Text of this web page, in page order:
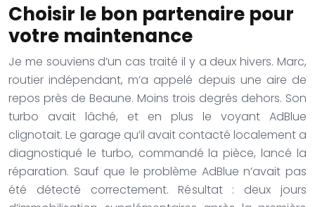
Choisir le bon partenaire pour
votre maintenance
Je me souviens d’un cas traité il y a deux hivers. Marc,
routier indépendant, m’a appelé depuis une aire de
repos près de Beaune. Moins trois degrés dehors. Son
turbo avait lâché, et en plus le voyant AdBlue
clignotait. Le garage qu’il avait contacté localement a
diagnostiqué le turbo, commandé la pièce, lancé la
réparation. Sauf que le problème AdBlue n’avait pas
été détecté correctement. Résultat : deux jours